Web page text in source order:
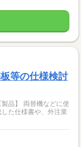
等の仕様検討